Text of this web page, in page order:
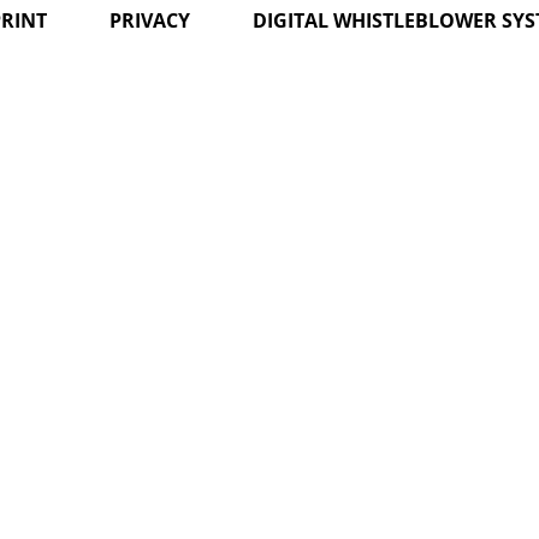
PRIVACY DIGITAL WHISTLEBLOWER